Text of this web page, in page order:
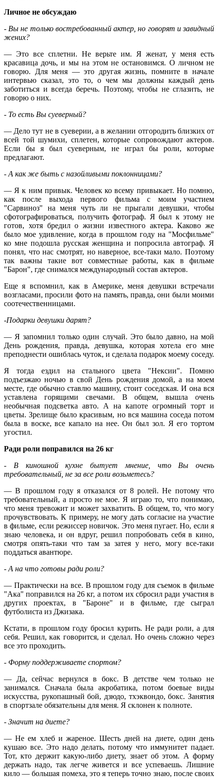
Личное не обсуждаю
- Вы не только востребованный актер, но говорят и завидный
жених?
— Это все сплетни. Не верьте им. Я женат, у меня есть
красавица дочь, и мы на этом не остановимся. О личном не
говорю. Для меня — это другая жизнь, помните в начале
интервью сказал, это то, о чем мы должны каждый день
заботиться и всегда беречь. Поэтому, чтобы не сглазить, не
говорю о них.
- То есть Вы суеверный?
— Дело тут не в суеверии, а в желании отгородить близких от
всей той шумихи, сплетен, которые сопровождают актеров.
Если бы я был суеверным, не играл бы роли, которые
предлагают.
- А как же быть с назойливыми поклонницами?
— Я к ним привык. Человек ко всему привыкает. Но помню,
как после выхода первого фильма с моим участием
"Сарвиноз" на меня чуть ли не прыгали девушки, чтобы
сфотографироваться, получить фотограф. Я был к этому не
готов, хотя бредил о жизни известного актера. Каково же
было мое удивление, когда в прошлом году на "Мосфильме"
ко мне подошла русская женщина и попросила автограф. Я
понял, что нас смотрят, но наверное, все-таки мало. Поэтому
так важны такие вот совместные работы, как в фильме
"Барон", где снимался международный состав актеров.
Еще я вспомнил, как в Америке, меня девушки встречали
возгласами, просили фото на память, правда, они были моими
соотечественницами.
-Подарки девушки дарят?
— Я запомнил только один случай. Это было давно, на мой
День рождения, правда, девушка, которая хотела его мне
преподнести ошиблась чуток, и сделала подарок моему соседу.
Я тогда ездил на стального цвета "Нексии". Помню
подъезжаю ночью в свой День рождения домой, а на моем
месте, где обычно ставлю машину, стоит соседская. И она вся
уставлена горящими свечами. В общем, вышла очень
необычная подсветка авто. А на капоте огромный торт и
цветы. Зрелище было красивым, но вся машина соседа потом
была в воске, все капало на нее. Он был зол. Я его тортом
угостил.
Ради роли поправился на 26 кг
- В киношной кухне бытует мнение, что Вы очень
требовательный, не за все роли возьметесь?
— В прошлом году я отказался от 8 ролей. Не потому что
требовательный, а просто не мое. Я играю то, что понимаю,
что меня тревожит и может захватить. В общем, то, что могу
прочувствовать. К примеру, не могу дать согласие на участие
в фильме, если режиссер новичок. Это меня пугает. Но, если я
знаю человека, и он вдруг, решил попробовать себя в кино,
смотря опять-таки что там за затея у него, могу все-таки
поддаться авантюре.
- А на что готовы ради роли?
— Практически на все. В прошлом году для съемок в фильме
"Ака" поправился на 26 кг, а потом их сбросил ради участия в
других проектах, в "Бароне" и в фильме, где сыграл
футболиста из Джизака.
Кстати, в прошлом году бросил курить. Не ради роли, а для
себя. Решил, как говорится, и сделал. Но очень сложно через
все это проходить.
- Форму поддерживаете спортом?
— Да, сейчас вернулся в бокс. В детстве чем только не
занимался. Сначала была акробатика, потом боевые виды
искусства, рукопашный бой, дзюдо, тхэквондо, бокс. Занятия
в спортзале обязательны для меня. Я склонен к полноте.
- Значит на диете?
— Не ем хлеб и жареное. Шесть дней на диете, один день
кушаю все. Это надо делать, потому что иммунитет падает.
Тот, кто держит какую-либо диету, знает об этом. А форму
держать надо, так легче живется и все успеваешь. Лишние
кило — большая помеха, это я теперь точно знаю, после своих